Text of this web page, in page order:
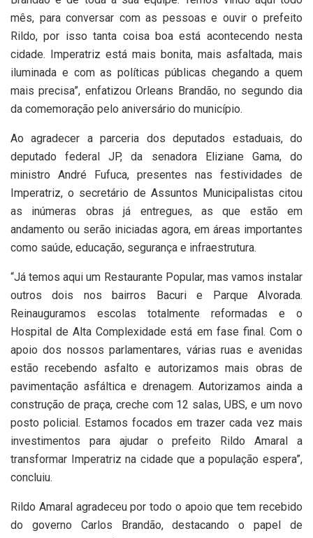
mês, para conversar com as pessoas e ouvir o prefeito
Rildo, por isso tanta coisa boa está acontecendo nesta
cidade. Imperatriz está mais bonita, mais asfaltada, mais
iluminada e com as políticas públicas chegando a quem
mais precisa”, enfatizou Orleans Brandão, no segundo dia
da comemoração pelo aniversário do município.
Ao agradecer a parceria dos deputados estaduais, do
deputado federal JP, da senadora Eliziane Gama, do
ministro André Fufuca, presentes nas festividades de
Imperatriz, o secretário de Assuntos Municipalistas citou
as inúmeras obras já entregues, as que estão em
andamento ou serão iniciadas agora, em áreas importantes
como saúde, educação, segurança e infraestrutura.
“Já temos aqui um Restaurante Popular, mas vamos instalar
outros dois nos bairros Bacuri e Parque Alvorada.
Reinauguramos escolas totalmente reformadas e o
Hospital de Alta Complexidade está em fase final. Com o
apoio dos nossos parlamentares, várias ruas e avenidas
estão recebendo asfalto e autorizamos mais obras de
pavimentação asfáltica e drenagem. Autorizamos ainda a
construção de praça, creche com 12 salas, UBS, e um novo
posto policial. Estamos focados em trazer cada vez mais
investimentos para ajudar o prefeito Rildo Amaral a
transformar Imperatriz na cidade que a população espera”,
concluiu.
Rildo Amaral agradeceu por todo o apoio que tem recebido
do governo Carlos Brandão, destacando o papel de